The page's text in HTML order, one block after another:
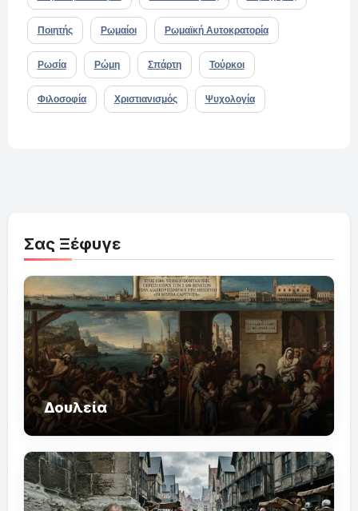
Ποιητής Ρωμαίοι Ρωμαϊκή Αυτοκρατορία
Ρωσία Ρώμη Σπάρτη Τούρκοι
Φιλοσοφία Χριστιανισμός Ψυχολογία
Σας Ξέφυγε
Δουλεία